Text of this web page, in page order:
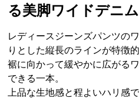
る美脚ワイドデニム
レディースジーンズパンツの
りとした縦長のラインが特徴的
裾に向かって緩やかに広がる
できる一本。
上品な生地感と程よいハリ感